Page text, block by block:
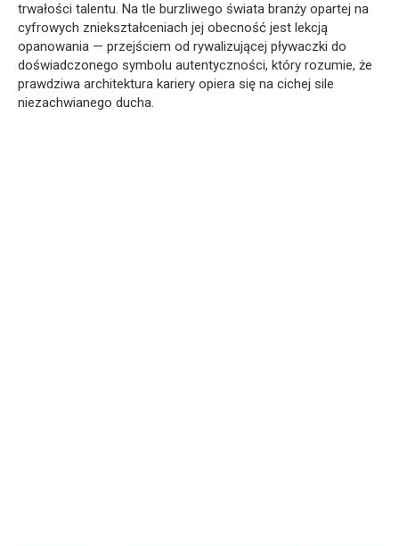
trwałości talentu. Na tle burzliwego świata branży opartej na
cyfrowych zniekształceniach jej obecność jest lekcją
opanowania — przejściem od rywalizującej pływaczki do
doświadczonego symbolu autentyczności, który rozumie, że
prawdziwa architektura kariery opiera się na cichej sile
niezachwianego ducha.